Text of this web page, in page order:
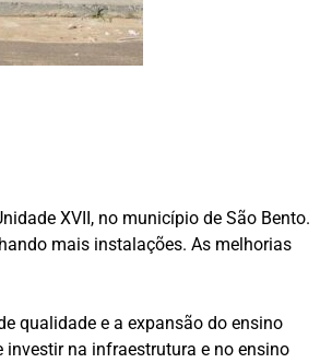
XVII, no município de São Bento.
mais instalações. As melhorias
qualidade e a expansão do ensino
na infraestrutura e no ensino